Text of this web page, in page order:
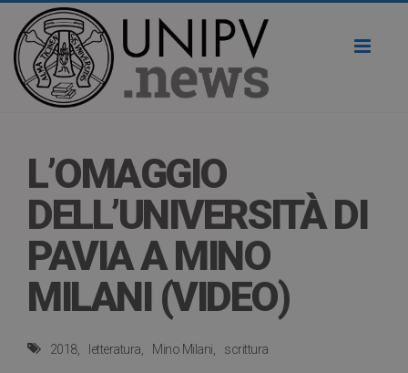
L’OMAGGIO
DELL’UNIVERSITÀ DI
PAVIA A MINO
MILANI (VIDEO)
2018 letteratura Mino Milani scrittura